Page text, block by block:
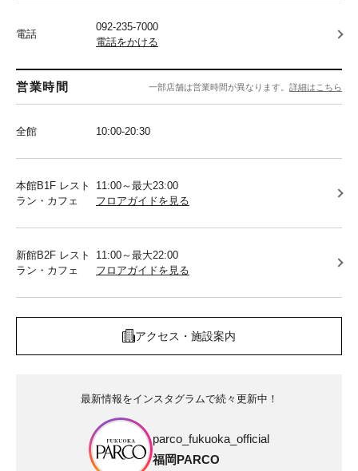
電話
092-235-7000
電話をかける
営業時間 一部店舗は営業時間が異なります。 詳細はこちら
全館 10:00-20:30
本館B1F レスト
ラン・カフェ
11:00～最大23:00
フロアガイドを見る
新館B2F レスト
ラン・カフェ
11:00～最大22:00
フロアガイドを見る
アクセス・施設案内
最新情報をインスタグラムで続々更新中！
parco_fukuoka_official
福岡PARCO